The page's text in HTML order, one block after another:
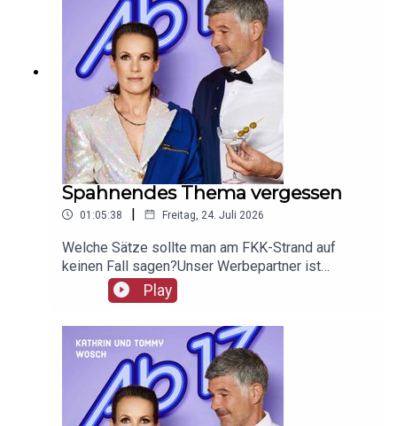
Spahnendes Thema vergessen
01:05:38 | Freitag, 24. Juli 2026
Welche Sätze sollte man am FKK-Strand auf
keinen Fall sagen?Unser Werbepartner ist
Giesswein, mit dem Code Ab17 bekommt ihr 20%,
klickt einfach hier:
https://serv.linkster.co/r/1qdkaSnEW5
Play